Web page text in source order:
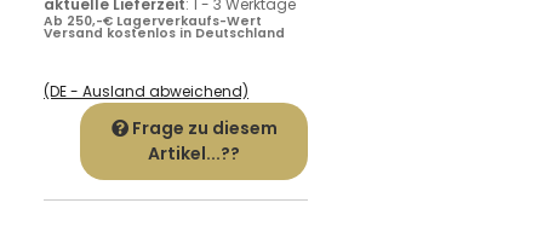
Ab 250,-€ Lagerverkaufs-Wert
Versand kostenlos in Deutschland
(DE - Ausland abweichend)
Frage zu diesem
Artikel...??